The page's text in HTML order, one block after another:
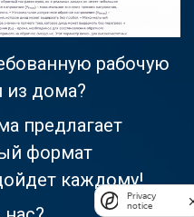
рабочую
дома?
предлагает
формат
каждому!
Privacy
notice